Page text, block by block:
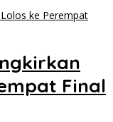
Final